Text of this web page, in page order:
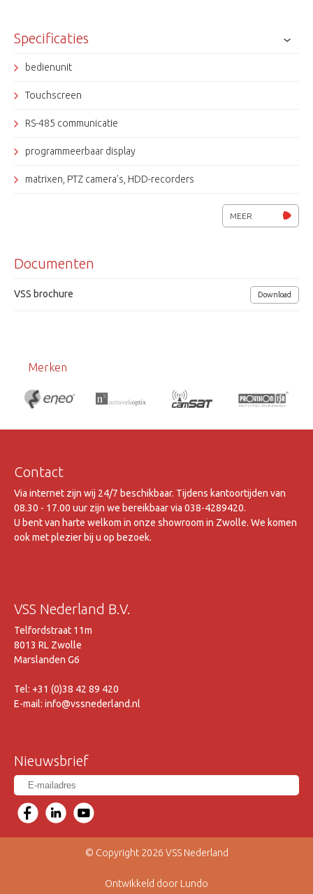
Specificaties
bedienunit
Touchscreen
RS-485 communicatie
programmeerbaar display
matrixen, PTZ camera's, HDD-recorders
MEER
Documenten
VSS brochure Download
Merken
Contact
Via internet zijn wij 24/7 beschikbaar. Tijdens kantoortijden van
08.30 - 17.00 uur zijn we bereikbaar via 038-4289420.
U bent van harte welkom in onze showroom in Zwolle. We komen
ook met plezier bij u op bezoek.
VSS Nederland B.V.
Telfordstraat 11m
8013 RL Zwolle
Marslanden G6
Tel: +31 (0)38 42 89 420
E-mail: info@vssnederland.nl
Nieuwsbrief
© Copyright 2026 VSS Nederland
Ontwikkeld door Lundo